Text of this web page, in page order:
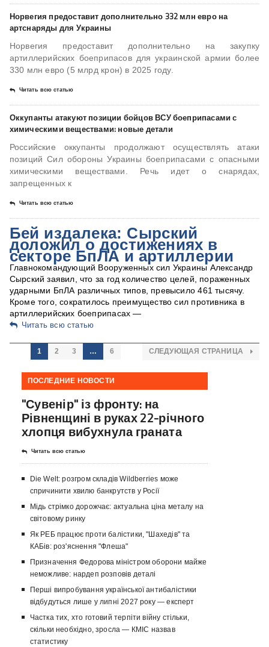
Норвегия предоставит дополнительно 332 млн евро на
артснаряды для Украины
Норвегия предоставит дополнительно на закупку
артиллерийских боеприпасов для украинской армии более
330 млн евро (5 млрд крон) в 2025 году.
Читать всю статью
Оккупанты атакуют позиции бойцов ВСУ боеприпасами с
химическими веществами: новые детали
Российские оккупанты продолжают осуществлять атаки
позиций Сил обороны Украины боеприпасами с опасными
химическими веществами. Речь идет о снарядах,
запрещенных к
Читать всю статью
Бей издалека: Сырский
доложил о достижениях в
секторе БпЛА и артиллерии
Главнокомандующий Вооруженных сил Украины Александр
Сырский заявил, что за год количество целей, пораженных
ударными БпЛА различных типов, превысило 461 тысячу.
Кроме того, сократилось преимущество сил противника в
артиллерийских боеприпасах —
Читать всю статью
1 2 3 … 6 СЛЕДУЮЩАЯ СТРАНИЦА
ПОСЛЕДНИЕ НОВОСТИ
"Сувенір" із фронту: на
Рівненщині в руках 22-річного
хлопця вибухнула граната
Читать всю статью
Die Welt: розгром складів Wildberries може
спричинити хвилю банкрутств у Росії
Мідь стрімко дорожчає: актуальна ціна металу на
світовому ринку
Як РЕБ працює проти балістики, "Шахедів" та
КАБів: роз'яснення "Флеша"
Призначення Федорова міністром оборони майже
неможливе: нардеп розповів деталі
Перші випробування української антибалістики
відбудуться лише у липні 2027 року — експерт
Частка тих, хто готовий терпіти війну стільки,
скільки необхідно, зросла — КМІС назвав
статистику